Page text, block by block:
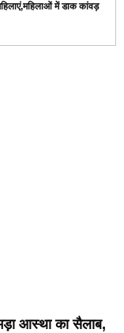
में डाक कांवड़
आस्था का सैलाब,